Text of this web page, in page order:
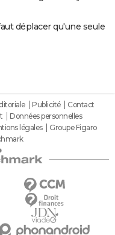
déplacer qu'une seule
Publicité
Contact
Données personnelles
légales
Groupe Figaro